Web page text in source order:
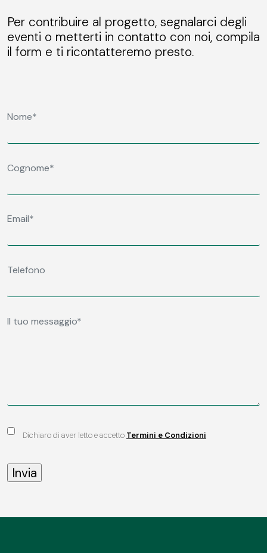
Per contribuire al progetto, segnalarci degli
eventi o metterti in contatto con noi, compila
il form e ti ricontatteremo presto.
Dichiaro di aver letto e accetto Termini e Condizioni